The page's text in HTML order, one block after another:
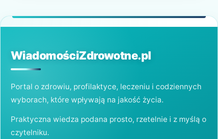
nastolatków. Jak również u osób w każdym…
WiadomościZdrowotne.pl
Portal o zdrowiu, profilaktyce, leczeniu i codziennych
wyborach, które wpływają na jakość życia.
Praktyczna wiedza podana prosto, rzetelnie i z myślą o
czytelniku.